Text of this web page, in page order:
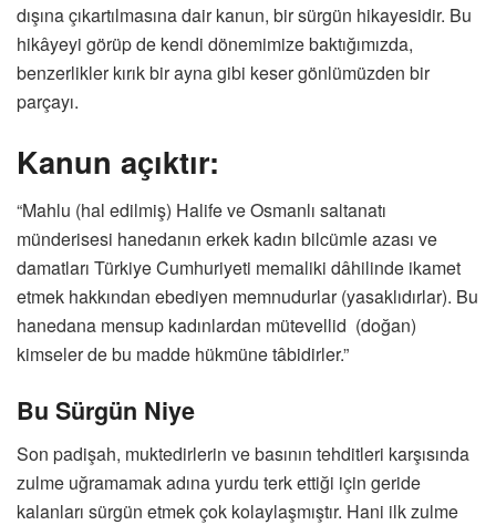
dışına çıkartılmasına dair kanun, bir sürgün hikayesidir. Bu
hikâyeyi görüp de kendi dönemimize baktığımızda,
benzerlikler kırık bir ayna gibi keser gönlümüzden bir
parçayı.
Kanun açıktır:
“Mahlu (hal edilmiş) Halife ve Osmanlı saltanatı
münderisesi hanedanın erkek kadın bilcümle azası ve
damatları Türkiye Cumhuriyeti memaliki dâhilinde ikamet
etmek hakkından ebediyen memnudurlar (yasaklıdırlar). Bu
hanedana mensup kadınlardan mütevellid (doğan)
kimseler de bu madde hükmüne tâbidirler.”
Bu Sürgün Niye
Son padişah, muktedirlerin ve basının tehditleri karşısında
zulme uğramamak adına yurdu terk ettiği için geride
kalanları sürgün etmek çok kolaylaşmıştır. Hani ilk zulme